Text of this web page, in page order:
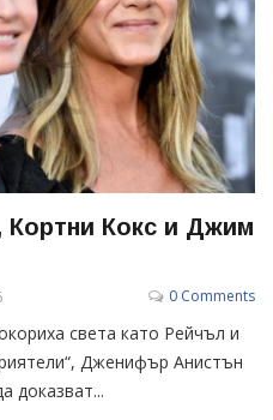
Кокс и Джим
0 Comments
света като Рейчъл и
Дженифър Анистън
доказват...